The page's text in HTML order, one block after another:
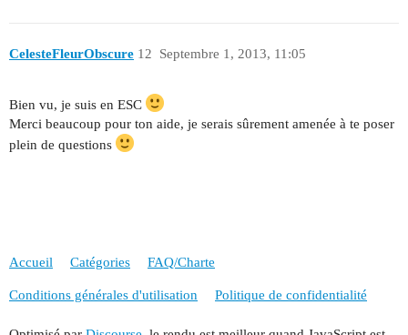
CelesteFleurObscure Septembre 1, 2013, 11:05
12
Bien vu, je suis en ESC
Merci beaucoup pour ton aide, je serais sûrement amenée à te poser
plein de questions
Accueil Catégories FAQ/Charte
Conditions générales d'utilisation Politique de confidentialité